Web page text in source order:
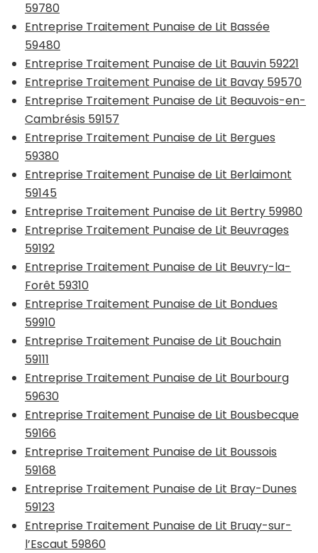
59780
Entreprise Traitement Punaise de Lit Bassée
59480
Entreprise Traitement Punaise de Lit Bauvin 59221
Entreprise Traitement Punaise de Lit Bavay 59570
Entreprise Traitement Punaise de Lit Beauvois-en-
Cambrésis 59157
Entreprise Traitement Punaise de Lit Bergues
59380
Entreprise Traitement Punaise de Lit Berlaimont
59145
Entreprise Traitement Punaise de Lit Bertry 59980
Entreprise Traitement Punaise de Lit Beuvrages
59192
Entreprise Traitement Punaise de Lit Beuvry-la-
Forêt 59310
Entreprise Traitement Punaise de Lit Bondues
59910
Entreprise Traitement Punaise de Lit Bouchain
59111
Entreprise Traitement Punaise de Lit Bourbourg
59630
Entreprise Traitement Punaise de Lit Bousbecque
59166
Entreprise Traitement Punaise de Lit Boussois
59168
Entreprise Traitement Punaise de Lit Bray-Dunes
59123
Entreprise Traitement Punaise de Lit Bruay-sur-
l’Escaut 59860